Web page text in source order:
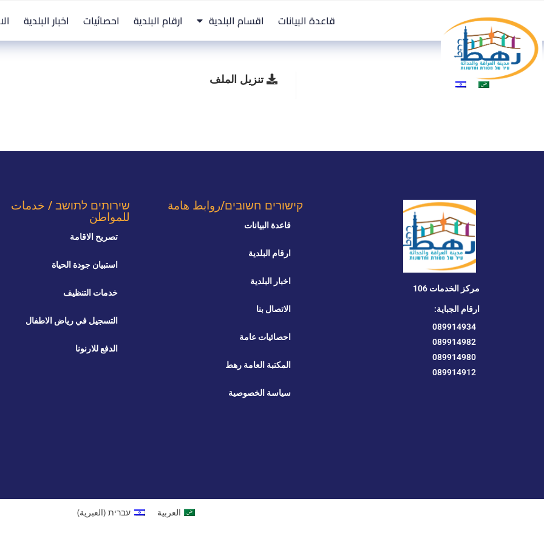
قاعدة البيانات اقسام البلدية ارقام البلدية احصائيات اخبار البلدية
تنزيل الملف
مركز الخدمات 106
ارقام الجباية:
089914934
089914982
089914980
089914912
קישורים חשובים/روابط هامة
قاعدة البيانات
ارقام البلدية
اخبار البلدية
الاتصال بنا
احصائيات عامة
المكتبة العامة رهط
سياسة الخصوصية
שירותים לתושב / خدمات
للمواطن
تصريح الاقامة
استبيان جودة الحياة
خدمات التنظيف
التسجيل في رياض الاطفال
الدفع للارنونا
العربية עברית (العبرية)